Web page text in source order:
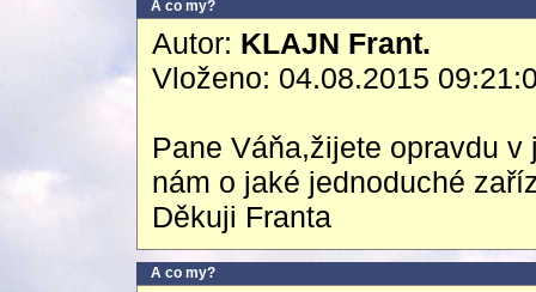
A co my?
Autor: KLAJN Frant.
Vloženo: 04.08.2015
Pane Váňa,žijete opravdu
nám o jaké jednoduché
Děkuji Franta
A co my?